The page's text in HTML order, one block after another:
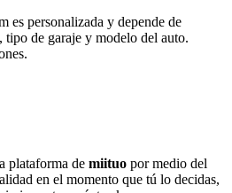
es personalizada y depende de
tipo de garaje y modelo del auto.
plataforma de miituo por medio del
en el momento que tú lo decidas,